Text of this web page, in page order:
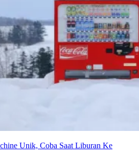
Unik, Coba Saat Liburan Ke